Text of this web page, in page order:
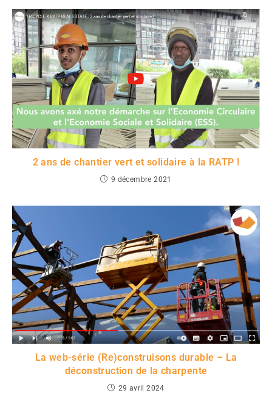
2 ans de chantier vert et solidaire à la RATP !
9 décembre 2021
La web-série (Re)construisons durable – La
déconstruction de la charpente
29 avril 2024